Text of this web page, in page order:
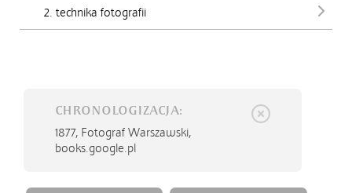
2. technika fotografii
CHRONOLOGIZACJA:
1877, Fotograf Warszawski,
books.google.pl